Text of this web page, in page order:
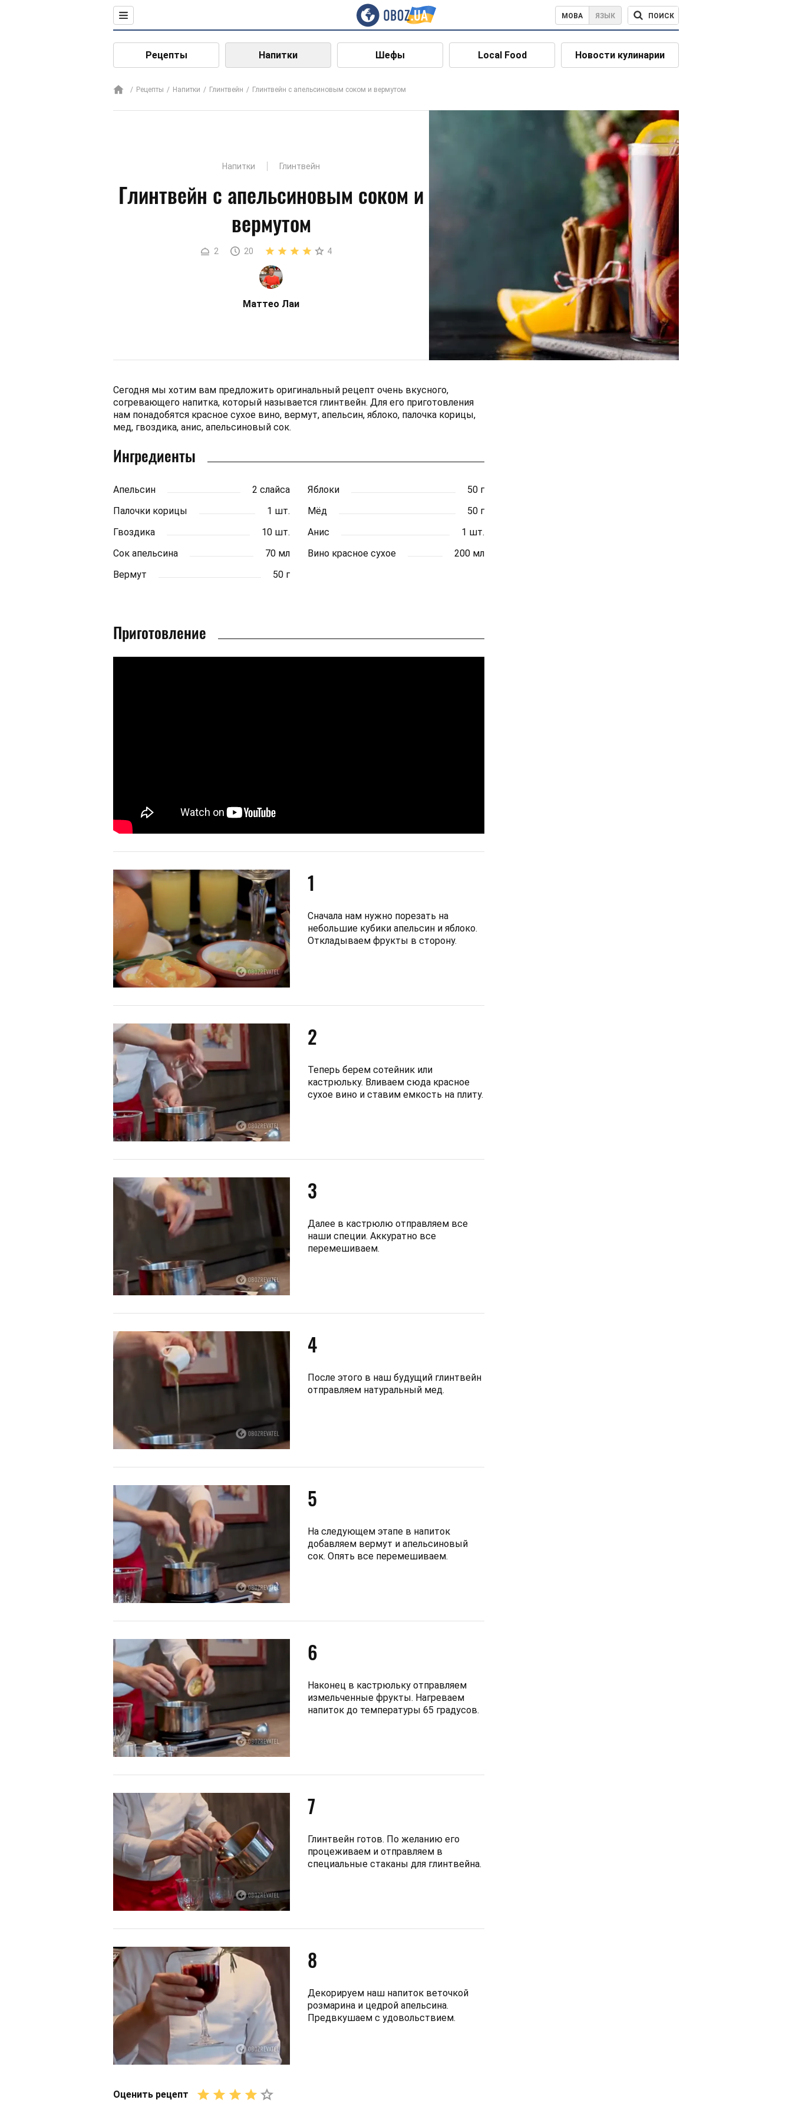
МОВА ЯЗЫК ПОИСК
Рецепты Напитки Шефы Local Food Новости кулинарии
Рецепты Напитки Глинтвейн Глинтвейн с апельсиновым соком и вермутом
Напитки Глинтвейн
Глинтвейн с апельсиновым соком и
вермутом
2 20 4
Маттео Лаи
Сегодня мы хотим вам предложить оригинальный рецепт очень вкусного,
согревающего напитка, который называется глинтвейн. Для его приготовления
нам понадобятся красное сухое вино, вермут, апельсин, яблоко, палочка корицы,
мед, гвоздика, анис, апельсиновый сок.
Ингредиенты
Апельсин 2 слайса Яблоки
50 г
Палочки корицы
1 шт. Мёд
50 г
Гвоздика
10 шт. Анис
1 шт.
Сок апельсина
70 мл Вино красное сухое
200 мл
Вермут
50 г
Приготовление
1
Сначала нам нужно порезать на
небольшие кубики апельсин и яблоко.
Откладываем фрукты в сторону.
2
Теперь берем сотейник или
кастрюльку. Вливаем сюда красное
сухое вино и ставим емкость на плиту.
3
Далее в кастрюлю отправляем все
наши специи. Аккуратно все
перемешиваем.
4
После этого в наш будущий глинтвейн
отправляем натуральный мед.
5
На следующем этапе в напиток
добавляем вермут и апельсиновый
сок. Опять все перемешиваем.
6
Наконец в кастрюльку отправляем
измельченные фрукты. Нагреваем
напиток до температуры 65 градусов.
7
Глинтвейн готов. По желанию его
процеживаем и отправляем в
специальные стаканы для глинтвейна.
8
Декорируем наш напиток веточкой
розмарина и цедрой апельсина.
Предвкушаем с удовольствием.
Оценить рецепт